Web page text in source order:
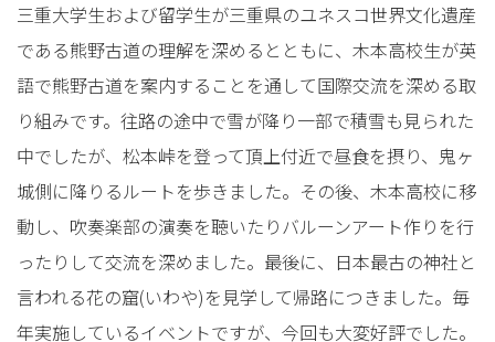
三重大学生および留学生が三重県のユネスコ世界文化遺産
である熊野古道の理解を深めるとともに、木本高校生が英
語で熊野古道を案内することを通して国際交流を深める取
り組みです。往路の途中で雪が降り一部で積雪も見られた
中でしたが、松本峠を登って頂上付近で昼食を摂り、鬼ヶ
城側に降りるルートを歩きました。その後、木本高校に移
動し、吹奏楽部の演奏を聴いたりバルーンアート作りを行
ったりして交流を深めました。最後に、日本最古の神社と
言われる花の窟(いわや)を見学して帰路につきました。毎
年実施しているイベントですが、今回も大変好評でした。